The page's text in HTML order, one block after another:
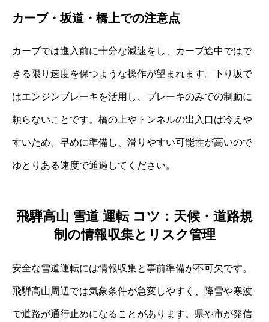
カーブ・坂道・橋上での注意点
カーブでは進入前に十分な減速をし、カーブ途中ではで
きる限り速度を保つような操作が望まれます。下り坂で
はエンジンブレーキを活用し、ブレーキのみでの制動に
頼らないことです。橋の上やトンネルの出入口は冷えや
すいため、早めに準備し、滑りやすい可能性が高いので
ゆとりある速度で通過してください。
飛騨高山 雪道 運転 コツ：天候・道路規
制の情報収集とリスク管理
安全な雪道運転には情報収集と事前準備が不可欠です。
飛騨高山周辺では気象条件が急変しやすく、降雪や寒波
で道路が通行止めになることがあります。県や市が発信